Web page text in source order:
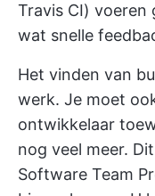
Travis CI) voeren
wat snelle
Het vinden van
werk. Je moet
ontwikkelaar
nog veel meer.
Software Team